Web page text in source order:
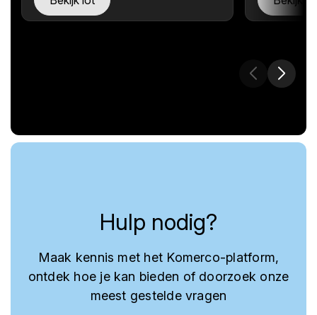
Hulp nodig?
Maak kennis met het Komerco-platform,
ontdek hoe je kan bieden of doorzoek onze
meest gestelde vragen